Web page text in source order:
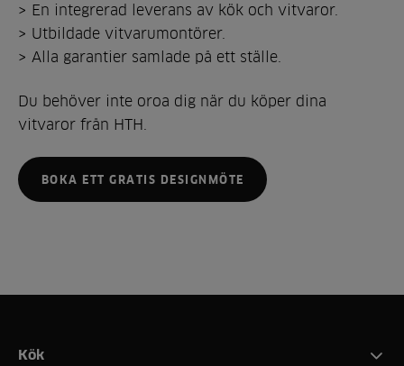
> En integrerad leverans av kök och vitvaror.
> Utbildade vitvarumontörer.
> Alla garantier samlade på ett ställe.
Du behöver inte oroa dig när du köper dina
vitvaror från HTH.
BOKA ETT GRATIS DESIGNMÖTE
Kök